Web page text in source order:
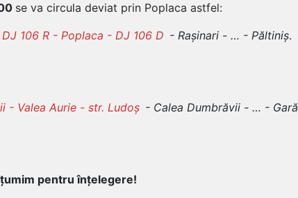
se va circula deviat prin Poplaca astfel:
106 R - Poplaca - DJ 106 D - Rașinari - … - Păltiniș.
- Valea Aurie - str. Ludoș - Calea Dumbrăvii - … - Gară
pentru înțelegere!